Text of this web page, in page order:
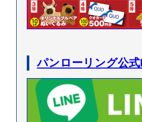
パンローリング公